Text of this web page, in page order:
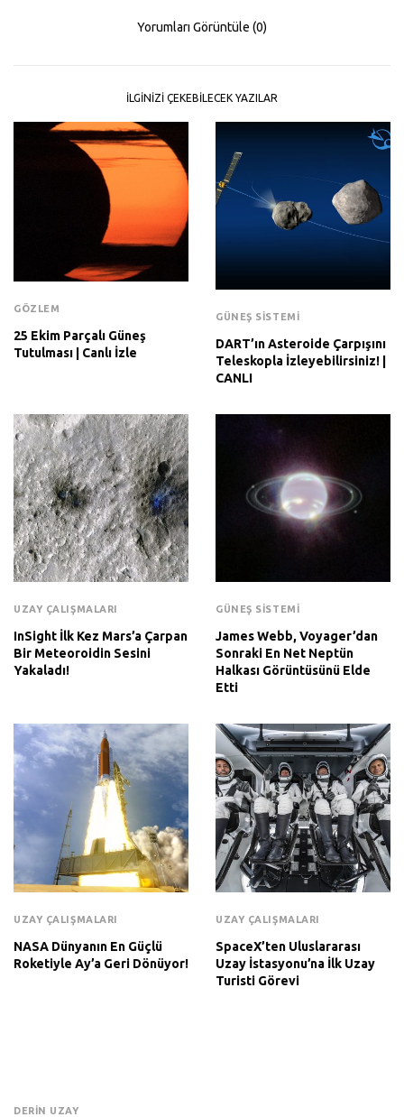
Yorumları Görüntüle (0)
İLGINIZI ÇEKEBILECEK YAZILAR
GÖZLEM
25 Ekim Parçalı Güneş
Tutulması | Canlı İzle
GÜNEŞ SISTEMI
DART’ın Asteroide Çarpışını
Teleskopla İzleyebilirsiniz! |
CANLI
UZAY ÇALIŞMALARI
InSight İlk Kez Mars’a Çarpan
Bir Meteoroidin Sesini
Yakaladı!
GÜNEŞ SISTEMI
James Webb, Voyager’dan
Sonraki En Net Neptün
Halkası Görüntüsünü Elde
Etti
UZAY ÇALIŞMALARI
NASA Dünyanın En Güçlü
Roketiyle Ay’a Geri Dönüyor!
UZAY ÇALIŞMALARI
SpaceX’ten Uluslararası
Uzay İstasyonu’na İlk Uzay
Turisti Görevi
DERIN UZAY